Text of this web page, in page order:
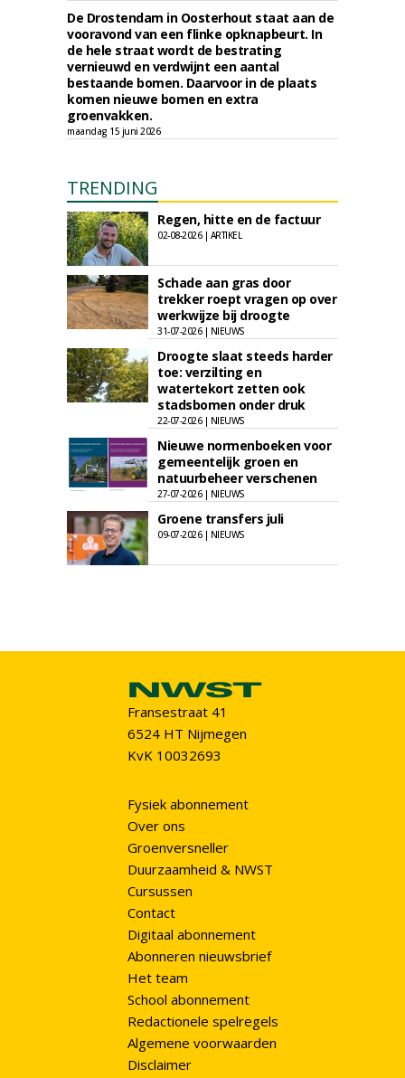
De Drostendam in Oosterhout staat aan de
vooravond van een flinke opknapbeurt. In
de hele straat wordt de bestrating
vernieuwd en verdwijnt een aantal
bestaande bomen. Daarvoor in de plaats
komen nieuwe bomen en extra
groenvakken.
maandag 15 juni 2026
TRENDING
Regen, hitte en de factuur
02-08-2026 | ARTIKEL
Schade aan gras door
trekker roept vragen op over
werkwijze bij droogte
31-07-2026 | NIEUWS
Droogte slaat steeds harder
toe: verzilting en
watertekort zetten ook
stadsbomen onder druk
22-07-2026 | NIEUWS
Nieuwe normenboeken voor
gemeentelijk groen en
natuurbeheer verschenen
27-07-2026 | NIEUWS
Groene transfers juli
09-07-2026 | NIEUWS
Fransestraat 41
6524 HT Nijmegen
KvK 10032693
Fysiek abonnement
Over ons
Groenversneller
Duurzaamheid & NWST
Cursussen
Contact
Digitaal abonnement
Abonneren nieuwsbrief
Het team
School abonnement
Redactionele spelregels
Algemene voorwaarden
Disclaimer